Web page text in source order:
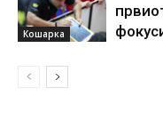
Кошарка